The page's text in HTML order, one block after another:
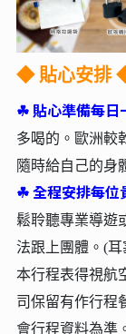
◆ 貼心安排
☘︎ 貼心準備每日
多喝的。歐洲較
隨時給自己的身
☘︎全程安排每位
鬆聆聽專業導遊
法跟上團體。(
本行程表得視航
司保留有作行程
會行程資料為準